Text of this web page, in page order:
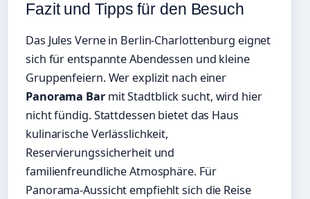
Fazit und Tipps für den Besuch
Das Jules Verne in Berlin-Charlottenburg eignet
sich für entspannte Abendessen und kleine
Gruppenfeiern. Wer explizit nach einer
Panorama Barmit Stadtblick sucht, wird hier
nicht fündig. Stattdessen bietet das Haus
kulinarische Verlässlichkeit,
Reservierungssicherheit und
familienfreundliche Atmosphäre. Für
Panorama-Aussicht empfiehlt sich die Reise